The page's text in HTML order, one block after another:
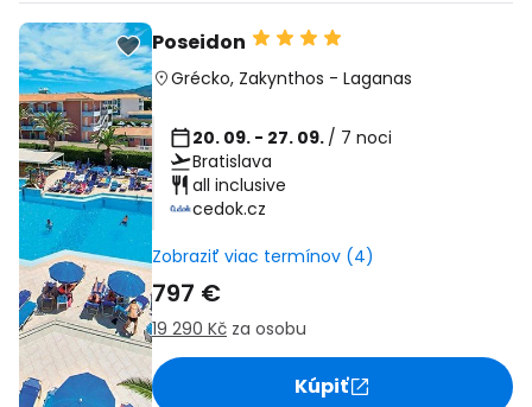
Poseidon
Grécko, Zakynthos - Laganas
20. 09. - 27. 09. / 7 noci
Bratislava
all inclusive
cedok.cz
Zobraziť viac termínov (4)
797 €
19 290 Kč za osobu
Kúpiť